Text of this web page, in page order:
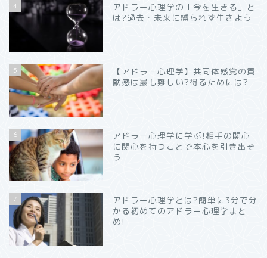
4
アドラー心理学の「今を生きる」と
は?過去・未来に縛られず生きよう
5
【アドラー心理学】共同体感覚の貢
献感は最も難しい?得るためには?
6
アドラー心理学に学ぶ!相手の関心
に関心を持つことで本心を引き出そ
う
7
アドラー心理学とは?簡単に3分で分
かる初めてのアドラー心理学まと
め!